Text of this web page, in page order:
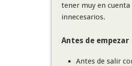
tener muy en
innecesarios.
Antes de empezar
Antes de salir